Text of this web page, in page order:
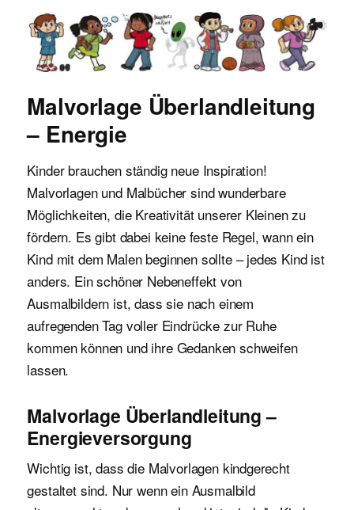
Malvorlagen für Kinder
Malvorlage Überlandleitung
– Energie
Kinder brauchen ständig neue Inspiration!
Malvorlagen und Malbücher sind wunderbare
Möglichkeiten, die Kreativität unserer Kleinen zu
fördern. Es gibt dabei keine feste Regel, wann ein
Kind mit dem Malen beginnen sollte – jedes Kind ist
anders. Ein schöner Nebeneffekt von
Ausmalbildern ist, dass sie nach einem
aufregenden Tag voller Eindrücke zur Ruhe
kommen können und ihre Gedanken schweifen
lassen.
Malvorlage Überlandleitung –
Energieversorgung
Wichtig ist, dass die Malvorlagen kindgerecht
gestaltet sind. Nur wenn ein Ausmalbild